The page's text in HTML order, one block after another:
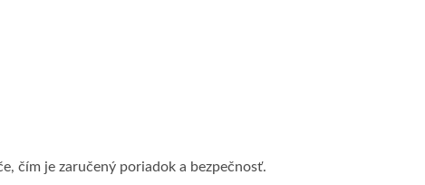
čím je zaručený poriadok a bezpečnosť.